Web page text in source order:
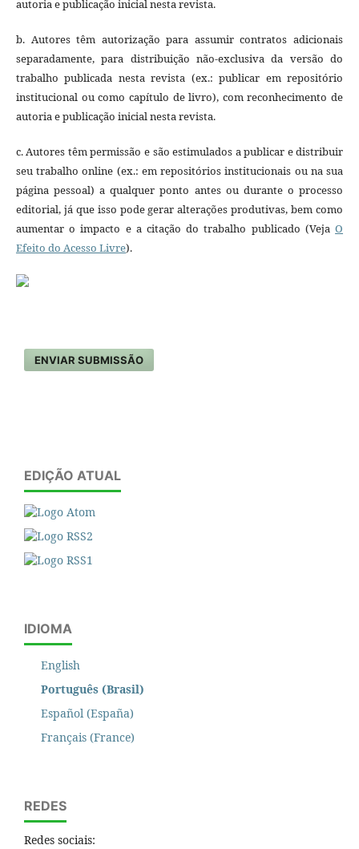
autoria e publicação inicial nesta revista.
b. Autores têm autorização para assumir contratos adicionais
separadamente, para distribuição não-exclusiva da versão do
trabalho publicada nesta revista (ex.: publicar em repositório
institucional ou como capítulo de livro), com reconhecimento de
autoria e publicação inicial nesta revista.
c. Autores têm permissão e são estimulados a publicar e distribuir
seu trabalho online (ex.: em repositórios institucionais ou na sua
página pessoal) a qualquer ponto antes ou durante o processo
editorial, já que isso pode gerar alterações produtivas, bem como
aumentar o impacto e a citação do trabalho publicado (VejaO
Efeito do Acesso Livre).
ENVIAR SUBMISSÃO
EDIÇÃO ATUAL
IDIOMA
English
Português (Brasil)
Español (España)
Français (France)
REDES
Redes sociais: